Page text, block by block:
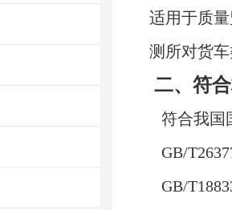
适用于质
测所对货
二、符
符合我国
GB/
GB/